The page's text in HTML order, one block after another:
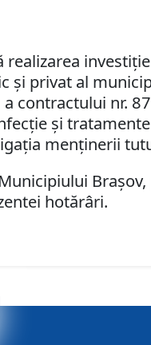
realizarea
şi privat al
contractului nr.
şi
menţinerii
hotărâri.